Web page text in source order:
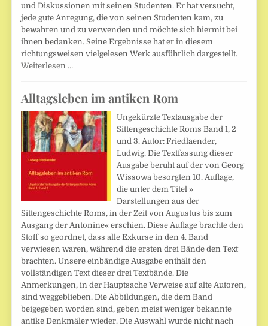
und Diskussionen mit seinen Studenten. Er hat versucht,
jede gute Anregung, die von seinen Studenten kam, zu
bewahren und zu verwenden und möchte sich hiermit bei
ihnen bedanken. Seine Ergebnisse hat er in diesem
richtungsweisen vielgelesen Werk ausführlich dargestellt.
Weiterlesen …
Alltagsleben im antiken Rom
Ungekürzte Textausgabe der
Sittengeschichte Roms Band 1, 2
und 3. Autor: Friedlaender,
Ludwig. Die Textfassung dieser
Ausgabe beruht auf der von Georg
Wissowa besorgten 10. Auflage,
die unter dem Titel »
Darstellungen aus der
Sittengeschichte Roms, in der Zeit von Augustus bis zum
Ausgang der Antonine« erschien. Diese Auflage brachte den
Stoff so geordnet, dass alle Exkurse in den 4. Band
verwiesen waren, während die ersten drei Bände den Text
brachten. Unsere einbändige Ausgabe enthält den
vollständigen Text dieser drei Textbände. Die
Anmerkungen, in der Hauptsache Verweise auf alte Autoren,
sind weggeblieben. Die Abbildungen, die dem Band
beigegeben worden sind, geben meist weniger bekannte
antike Denkmäler wieder. Die Auswahl wurde nicht nach